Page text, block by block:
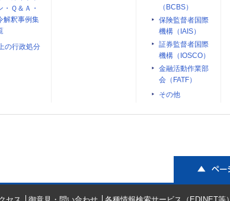
・Ｑ＆Ａ・
解釈事例集
の行政処分
（BCBS）
保険監督者国際
機構（IAIS）
証券監督者国際
機構（IOSCO）
金融活動作業部
会（FATF）
その他